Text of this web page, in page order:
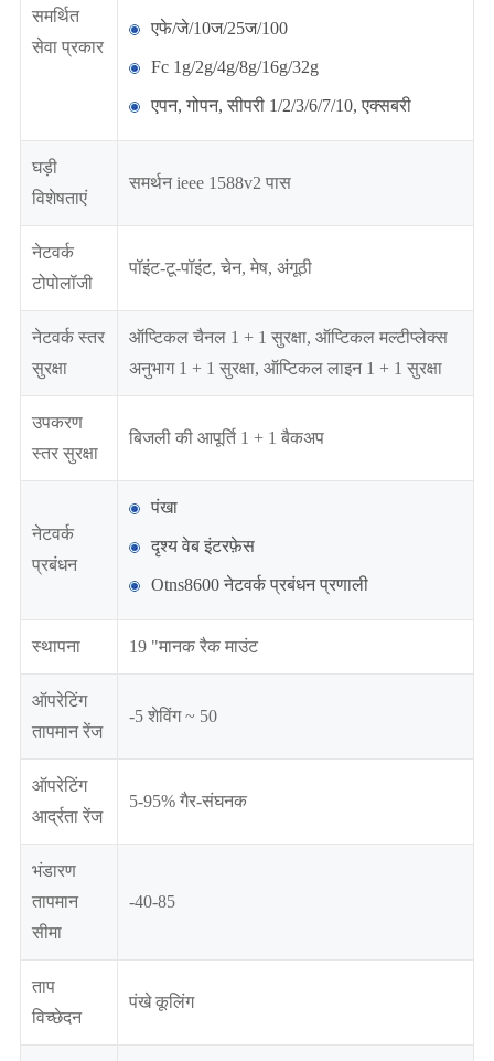
समर्थित
सेवा प्रकार
एफे/जे/10ज/25ज/100
Fc 1g/2g/4g/8g/16g/32g
एपन, गोपन, सीपरी 1/2/3/6/7/10, एक्सबरी
घड़ी
विशेषताएं
समर्थन ieee 1588v2 पास
नेटवर्क
टोपोलॉजी
पॉइंट-टू-पॉइंट, चेन, मेष, अंगूठी
नेटवर्क स्तर
सुरक्षा
ऑप्टिकल चैनल 1 + 1 सुरक्षा, ऑप्टिकल मल्टीप्लेक्स
अनुभाग 1 + 1 सुरक्षा, ऑप्टिकल लाइन 1 + 1 सुरक्षा
उपकरण
स्तर सुरक्षा
बिजली की आपूर्ति 1 + 1 बैकअप
नेटवर्क
प्रबंधन
पंखा
दृश्य वेब इंटरफ़ेस
Otns8600 नेटवर्क प्रबंधन प्रणाली
स्थापना 19 "मानक रैक माउंट
ऑपरेटिंग
तापमान रेंज
-5 शेविंग ~ 50
ऑपरेटिंग
आर्द्रता रेंज
5-95% गैर-संघनक
भंडारण
तापमान
सीमा
-40-85
ताप
विच्छेदन
पंखे कूलिंग